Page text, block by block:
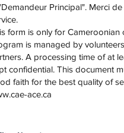
Principal". Merci
form is only for Cameroonian
is managed by
A processing time of at
confidential. This document
faith for the best quality of
ace.ca